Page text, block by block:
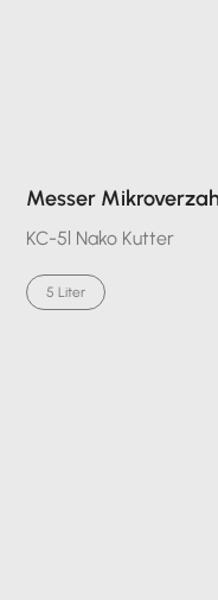
Messer
KC-5l Nako Kutter
5 Liter